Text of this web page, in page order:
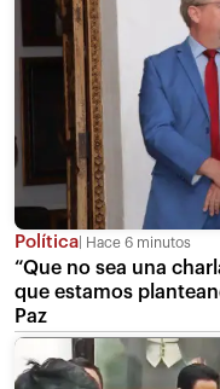
Política Hace 6 minutos
“Que no sea una
que estamos
Paz